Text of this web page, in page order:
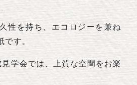
性を持ち、エコロジーを兼ね
です。
学会では、上質な空間をお楽